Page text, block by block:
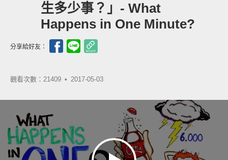
生多少事？」- What
Happens in One Minute?
分享給好友：
觀看次數：21409 • 2017-05-03